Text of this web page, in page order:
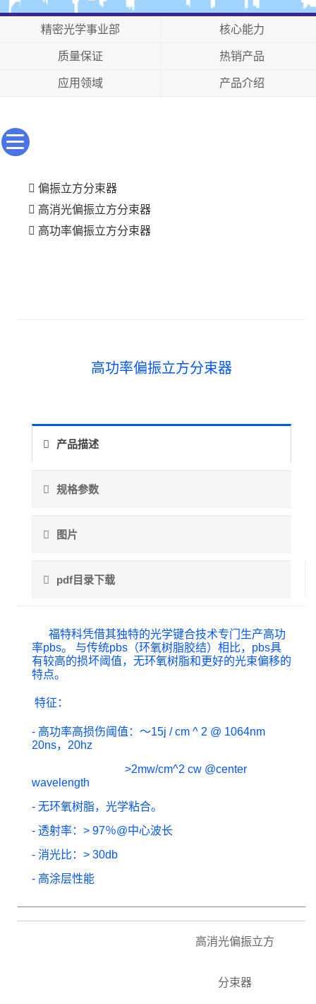
精密光学事业部 核心能力
质量保证 热销产品
应用领域 产品介绍
偏振立方分束器
高消光偏振立方分束器
高功率偏振立方分束器
高功率偏振立方分束器
产品描述
规格参数
图片
pdf目录下载
福特科凭借其独特的光学键合技术专门生产高功
率pbs。 与传统pbs（环氧树脂胶结）相比，pbs具
有较高的损坏阈值，无环氧树脂和更好的光束偏移的
特点。
特征 ：
- 高功率高损伤阈值：〜15j / cm ^ 2 @ 1064nm
20ns，20hz
>2mw/cm^2 cw @center
wavelength
- 无环氧树脂，光学粘合。
- 透射率：> 97％@中心波长
- 消光比：> 30db
- 高涂层性能
高消光偏振立方
分束器